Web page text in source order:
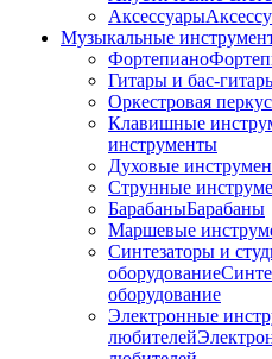
Аксессуары
Музыкальные
Фортепиано
Гитары и бас-
Оркестровая
Клавишные
инструменты
Духовые
Струнные
БарабаныБарабаны
Маршевые
Синтезаторы и
оборудование
оборудование
Электронные
любителей